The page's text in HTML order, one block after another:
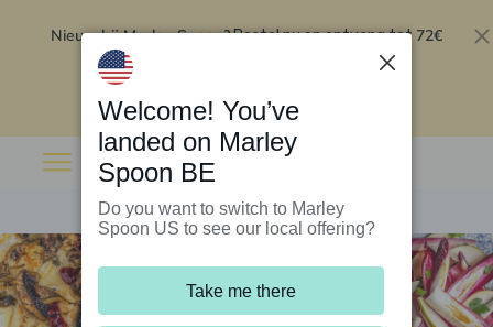
Nieuw bij Marley Spoon?Bestel nu en ontvang tot 72€
Welcome! You’ve
landed on Marley
Spoon BE
Do you want to switch to Marley
Spoon US to see our local offering?
Take me there